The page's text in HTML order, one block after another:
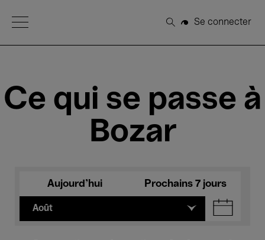
Open Menu
Rechercher
Se connecter
Ce qui se passe à
Bozar
Aujourd'hui Prochains 7 jours
Août